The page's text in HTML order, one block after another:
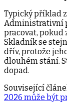
Typický příklad
Administrativní
pracovat, pokud
Skladník se
dřív, protože
dlouhém stání.
dopad.
Související
2026 může být